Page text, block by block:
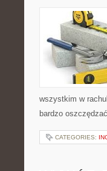
wszystkim w
bardzo
CATEGORIES: